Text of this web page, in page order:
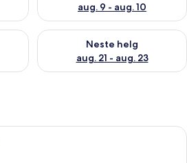
aug. 9 - aug. 10
helgen, aug. 14 - aug. 16
Neste helg
aug. 21 - aug. 23
Sjekk tilgjengelighet for
Skrivebord, lydisolert, strykejern/-